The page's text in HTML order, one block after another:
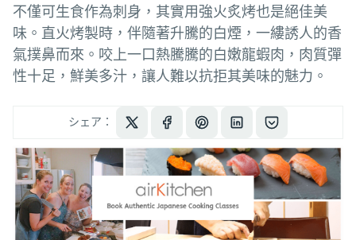
不僅可生食作為刺身，其實用強火炙烤也是絕佳美
味。直火烤製時，伴隨著升騰的白煙，一縷誘人的香
氣撲鼻而來。咬上一口熱騰騰的白嫩龍蝦肉，肉質彈
性十足，鮮美多汁，讓人難以抗拒其美味的魅力。
シェア：